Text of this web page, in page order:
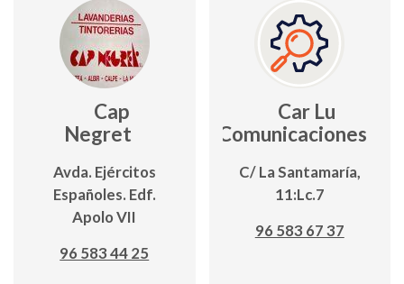
Cap
Negret
Avda. Ejércitos
Españoles. Edf.
Apolo VII
96 583 44 25
Car Lu
Comunicaciones
C/ La Santamaría,
11:Lc.7
96 583 67 37